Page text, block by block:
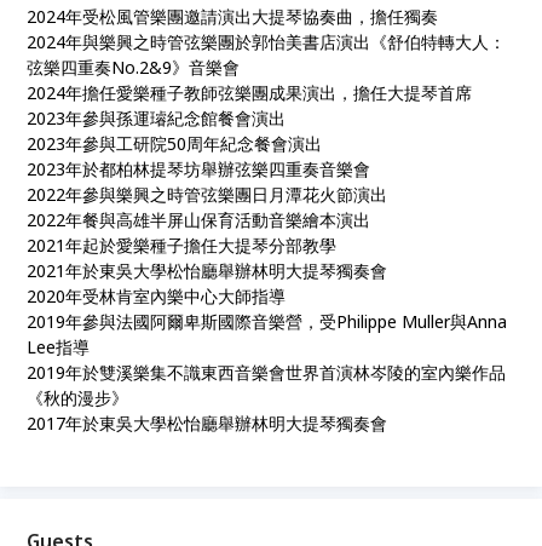
2024年受松風管樂團邀請演出大提琴協奏曲，擔任獨奏
2024年與樂興之時管弦樂團於郭怡美書店演出《舒伯特轉大人：
弦樂四重奏No.2&9》音樂會
2024年擔任愛樂種子教師弦樂團成果演出，擔任大提琴首席
2023年參與孫運璿紀念館餐會演出
2023年參與工研院50周年紀念餐會演出
2023年於都柏林提琴坊舉辦弦樂四重奏音樂會
2022年參與樂興之時管弦樂團日月潭花火節演出
2022年餐與高雄半屏山保育活動音樂繪本演出
2021年起於愛樂種子擔任大提琴分部教學
2021年於東吳大學松怡廳舉辦林明大提琴獨奏會
2020年受林肯室內樂中心大師指導
2019年參與法國阿爾卑斯國際音樂營，受Philippe Muller與Anna
Lee指導
2019年於雙溪樂集不識東西音樂會世界首演林岑陵的室內樂作品
《秋的漫步》
2017年於東吳大學松怡廳舉辦林明大提琴獨奏會